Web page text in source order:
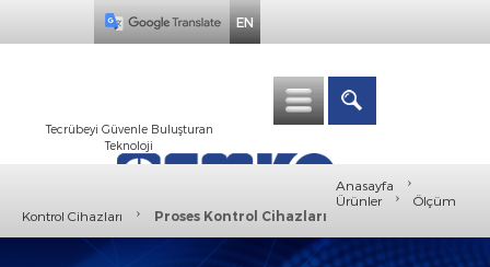
EN
Tecrübeyi Güvenle Buluşturan
Teknoloji
Anasayfa ›
Ürünler ›
Ölçüm
Kontrol Cihazları
› Proses Kontrol Cihazları